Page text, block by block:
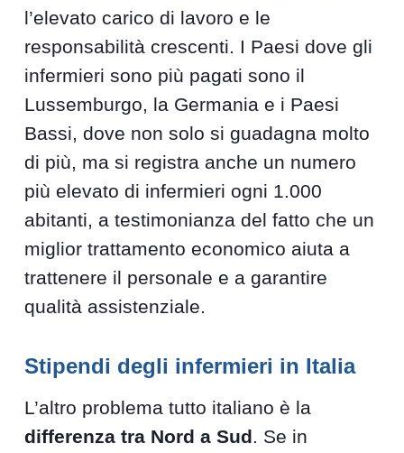
l’elevato carico di lavoro e le
responsabilità crescenti. I Paesi dove gli
infermieri sono più pagati sono il
Lussemburgo, la Germania e i Paesi
Bassi, dove non solo si guadagna molto
di più, ma si registra anche un numero
più elevato di infermieri ogni 1.000
abitanti, a testimonianza del fatto che un
miglior trattamento economico aiuta a
trattenere il personale e a garantire
qualità assistenziale.
Stipendi degli infermieri in Italia
L’altro problema tutto italiano è la
differenza tra Nord a Sud . Se in